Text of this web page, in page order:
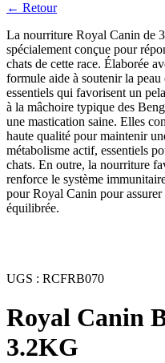
← Retour
La nourriture Royal Canin de
spécialement conçue pour
chats de cette race. Élaborée
formule aide à soutenir la peau
essentiels qui favorisent un
à la mâchoire typique des
une mastication saine. Elles
haute qualité pour maintenir
métabolisme actif, essentiels
chats. En outre, la nourriture
renforce le système
pour Royal Canin pour
équilibrée.
UGS : RCFRB070
Royal Canin
3.2KG